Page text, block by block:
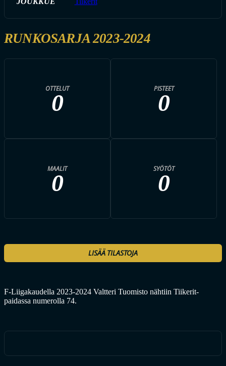
RUNKOSARJA 2023-2024
OTTELUT
0
PISTEET
0
MAALIT
0
SYÖTÖT
0
LISÄÄ TILASTOJA
F-Liigakaudella 2023-2024 Valtteri Tuomisto nähtiin Tiikerit-
paidassa numerolla 74.